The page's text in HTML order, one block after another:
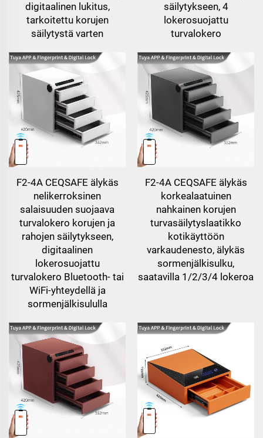
digitaalinen lukitus,
tarkoitettu korujen
säilytystä varten
säilytykseen, 4
lokerosuojattu
turvalokero
F2-4A CEQSAFE älykäs
nelikerroksinen
salaisuuden suojaava
turvalokero korujen ja
rahojen säilytykseen,
digitaalinen
lokerosuojattu
turvalokero Bluetooth- tai
WiFi-yhteydellä ja
sormenjälkisululla
F2-4A CEQSAFE älykäs
korkealaatuinen
nahkainen korujen
turvasäilytyslaatikko
kotikäyttöön
varkaudenesto, älykäs
sormenjälkisulku,
saatavilla 1/2/3/4 lokeroa